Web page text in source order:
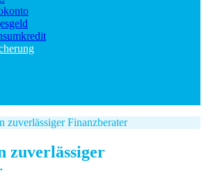
zuverlässiger Finanzberater
zuverlässiger